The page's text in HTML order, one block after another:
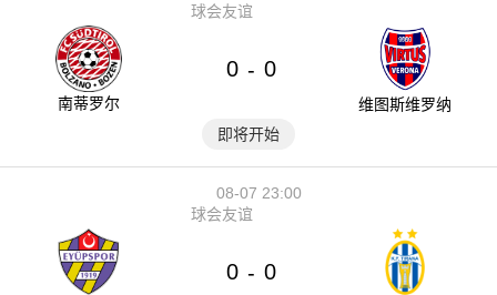
球会友谊
南蒂罗尔
0 - 0
维图斯维罗纳
即将开始
08-07 23:00
球会友谊
0 - 0